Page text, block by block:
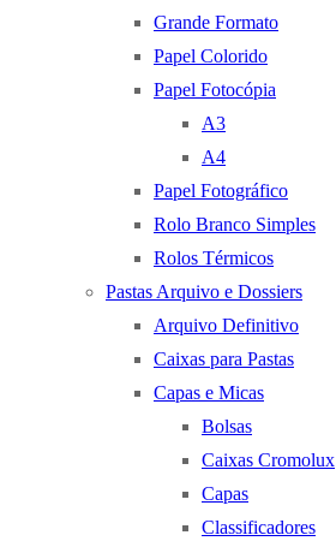
Grande Formato
Papel Colorido
Papel Fotocópia
A3
A4
Papel Fotográfico
Rolo Branco Simples
Rolos Térmicos
Pastas Arquivo e Dossiers
Arquivo Definitivo
Caixas para Pastas
Capas e Micas
Bolsas
Caixas Cromolux
Capas
Classificadores